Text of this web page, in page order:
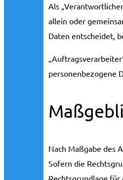
Als
allein oder
Daten entscheidet,
personenbezogene
Nach Maßgabe des
Sofern die
Rechtsgrundlage für